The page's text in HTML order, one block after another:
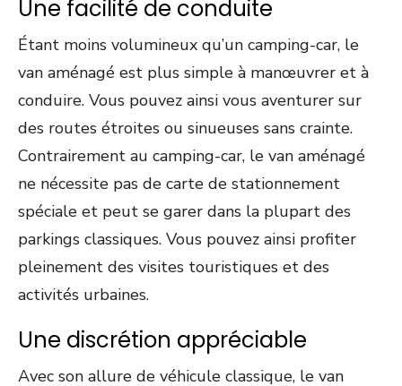
Une facilité de conduite
Étant moins volumineux qu’un camping-car, le
van aménagé est plus simple à manœuvrer et à
conduire. Vous pouvez ainsi vous aventurer sur
des routes étroites ou sinueuses sans crainte.
Contrairement au camping-car, le van aménagé
ne nécessite pas de carte de stationnement
spéciale et peut se garer dans la plupart des
parkings classiques. Vous pouvez ainsi profiter
pleinement des visites touristiques et des
activités urbaines.
Une discrétion appréciable
Avec son allure de véhicule classique, le van